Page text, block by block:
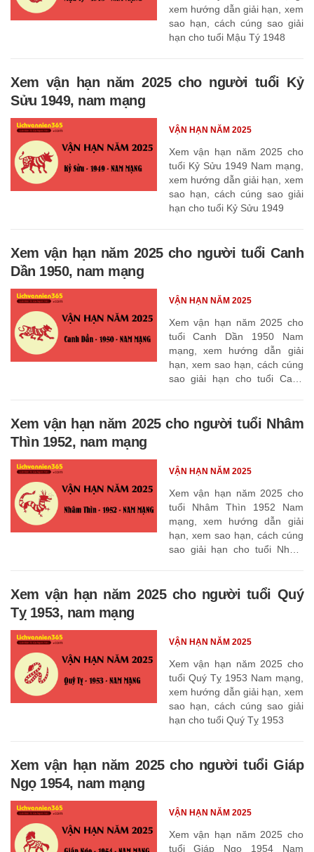
xem hướng dẫn giải hạn, xem
sao hạn, cách cúng sao giải
hạn cho tuổi Mậu Tý 1948
Xem vận hạn năm 2025 cho người tuổi Kỷ
Sửu 1949, nam mạng
Xem vận hạn năm 2025 cho
tuổi Kỷ Sửu 1949 Nam mạng,
xem hướng dẫn giải hạn, xem
sao hạn, cách cúng sao giải
hạn cho tuổi Kỷ Sửu 1949
VẬN HẠN NĂM 2025
Xem vận hạn năm 2025 cho người tuổi Canh
Dần 1950, nam mạng
Xem vận hạn năm 2025 cho
tuổi Canh Dần 1950 Nam
mạng, xem hướng dẫn giải
hạn, xem sao hạn, cách cúng
sao giải hạn cho tuổi Canh
VẬN HẠN NĂM 2025
Xem vận hạn năm 2025 cho người tuổi Nhâm
Thìn 1952, nam mạng
Xem vận hạn năm 2025 cho
tuổi Nhâm Thìn 1952 Nam
mạng, xem hướng dẫn giải
hạn, xem sao hạn, cách cúng
sao giải hạn cho tuổi Nhâm
VẬN HẠN NĂM 2025
Xem vận hạn năm 2025 cho người tuổi Quý
Tỵ 1953, nam mạng
Xem vận hạn năm 2025 cho
tuổi Quý Tỵ 1953 Nam mạng,
xem hướng dẫn giải hạn, xem
sao hạn, cách cúng sao giải
hạn cho tuổi Quý Tỵ 1953
VẬN HẠN NĂM 2025
Xem vận hạn năm 2025 cho người tuổi Giáp
Ngọ 1954, nam mạng
Xem vận hạn năm 2025 cho
tuổi Giáp Ngọ 1954 Nam
VẬN HẠN NĂM 2025